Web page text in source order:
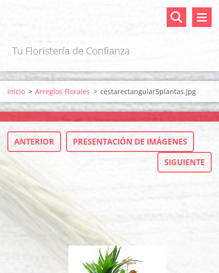
Tu Floristería de Confianza
Inicio > Arreglos Florales > cestarectangular5plantas.jpg
ANTERIOR
PRESENTACIÓN DE IMÁGENES
SIGUIENTE